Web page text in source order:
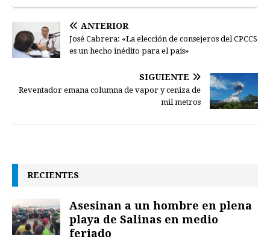
ANTERIOR
José Cabrera: «La elección de consejeros del CPCCS
es un hecho inédito para el país»
SIGUIENTE
Reventador emana columna de vapor y ceniza de
mil metros
RECIENTES
Asesinan a un hombre en plena
playa de Salinas en medio
feriado